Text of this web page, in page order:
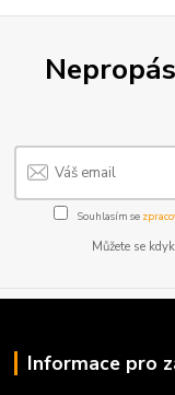
Souhlasím se
Můžete se
Informace pro